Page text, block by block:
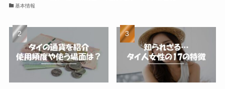
基本情報